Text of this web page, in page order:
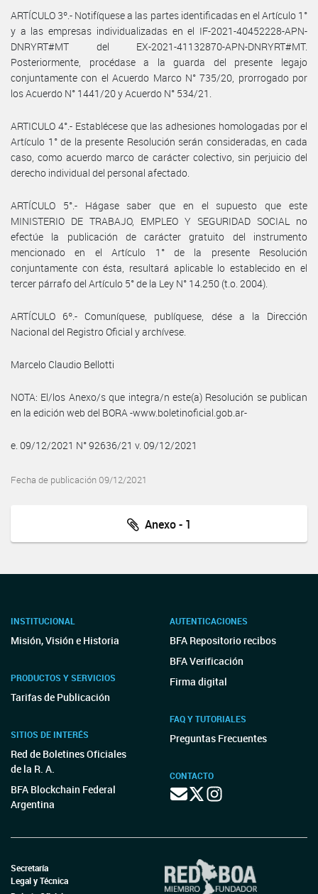
ARTÍCULO 3º.- Notifíquese a las partes identificadas en el Artículo 1°
y a las empresas individualizadas en el IF-2021-40452228-APN-
DNRYRT#MT del EX-2021-41132870-APN-DNRYRT#MT.
Posteriormente, procédase a la guarda del presente legajo
conjuntamente con el Acuerdo Marco N° 735/20, prorrogado por
los Acuerdo N° 1441/20 y Acuerdo N° 534/21.
ARTICULO 4°.- Establécese que las adhesiones homologadas por el
Artículo 1° de la presente Resolución serán consideradas, en cada
caso, como acuerdo marco de carácter colectivo, sin perjuicio del
derecho individual del personal afectado.
ARTÍCULO 5°.- Hágase saber que en el supuesto que este
MINISTERIO DE TRABAJO, EMPLEO Y SEGURIDAD SOCIAL no
efectúe la publicación de carácter gratuito del instrumento
mencionado en el Artículo 1° de la presente Resolución
conjuntamente con ésta, resultará aplicable lo establecido en el
tercer párrafo del Artículo 5° de la Ley N° 14.250 (t.o. 2004).
ARTÍCULO 6º.- Comuníquese, publíquese, dése a la Dirección
Nacional del Registro Oficial y archívese.
Marcelo Claudio Bellotti
NOTA: El/los Anexo/s que integra/n este(a) Resolución se publican
en la edición web del BORA -www.boletinoficial.gob.ar-
e. 09/12/2021 N° 92636/21 v. 09/12/2021
Fecha de publicación 09/12/2021
Anexo - 1
INSTITUCIONAL
Misión, Visión e Historia
PRODUCTOS Y SERVICIOS
Tarifas de Publicación
SITIOS DE INTERÉS
Red de Boletines Oficiales
de la R. A.
BFA Blockchain Federal
Argentina
AUTENTICACIONES
BFA Repositorio recibos
BFA Verificación
Firma digital
FAQ Y TUTORIALES
Preguntas Frecuentes
CONTACTO
Secretaría
Legal y Técnica